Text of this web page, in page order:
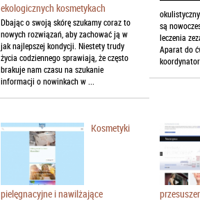
ekologicznych kosmetykach
Dbając o swoją skórę szukamy coraz to
nowych rozwiązań, aby zachować ją w
jak najlepszej kondycji. Niestety trudy
życia codziennego sprawiają, że często
brakuje nam czasu na szukanie
informacji o nowinkach w ...
są
leczenia
Aparat do
Kosmetyki
pielęgnacyjne i nawilżające